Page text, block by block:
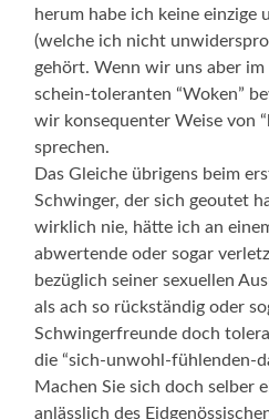
herum habe ich keine einzige
(welche ich nicht
gehört. Wenn wir uns aber
schein-toleranten “Woken”
wir konsequenter Weise von
sprechen.
Das Gleiche übrigens beim
Schwinger, der sich geoutet
wirklich nie, hätte ich an
abwertende oder sogar
bezüglich seiner sexuellen
als ach so rückständig oder
Schwingerfreunde doch
die “sich-unwohl-fühlenden-
Machen Sie sich doch selber
anlässlich des